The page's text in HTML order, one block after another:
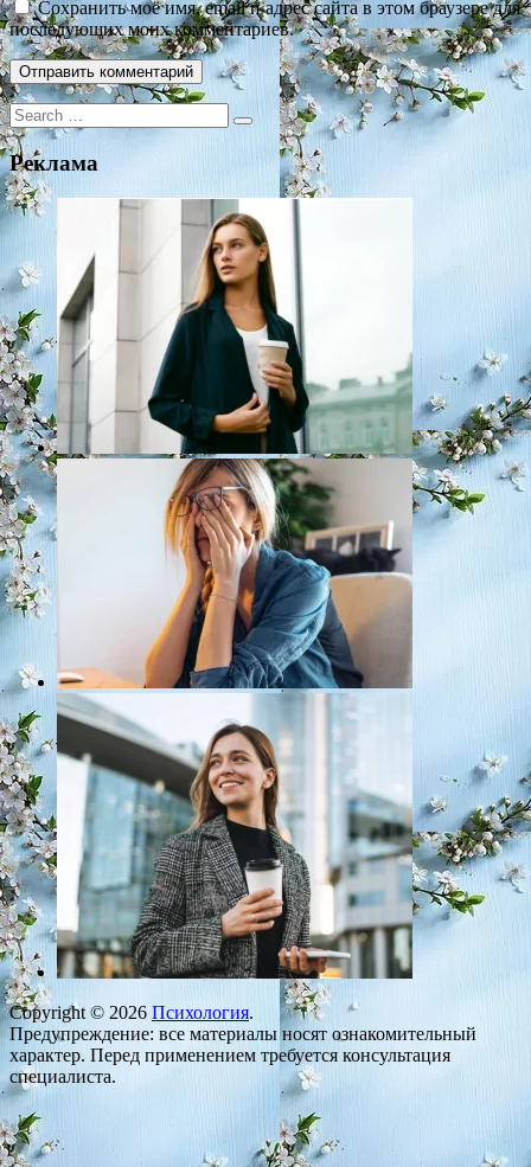
Сохранить моё имя, email и адрес сайта в этом браузере для
последующих моих комментариев.
Search
for:
Реклама
Copyright © 2026 Психология.
Предупреждение: все материалы носят ознакомительный
характер. Перед применением требуется консультация
специалиста.